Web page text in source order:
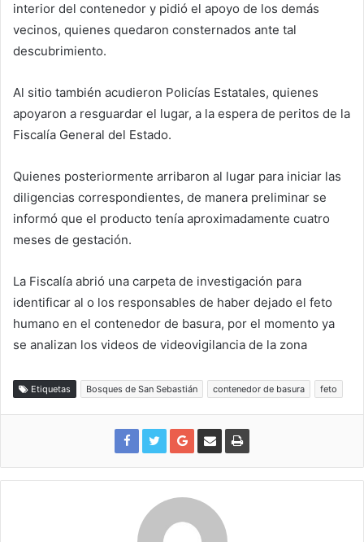
interior del contenedor y pidió el apoyo de los demás
vecinos, quienes quedaron consternados ante tal
descubrimiento.
Al sitio también acudieron Policías Estatales, quienes
apoyaron a resguardar el lugar, a la espera de peritos de la
Fiscalía General del Estado.
Quienes posteriormente arribaron al lugar para iniciar las
diligencias correspondientes, de manera preliminar se
informó que el producto tenía aproximadamente cuatro
meses de gestación.
La Fiscalía abrió una carpeta de investigación para
identificar al o los responsables de haber dejado el feto
humano en el contenedor de basura, por el momento ya
se analizan los videos de videovigilancia de la zona
Etiquetas Bosques de San Sebastián contenedor de basura feto